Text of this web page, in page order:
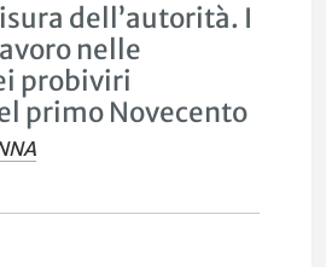
dell’autorità. I
nelle
probiviri
primo Novecento